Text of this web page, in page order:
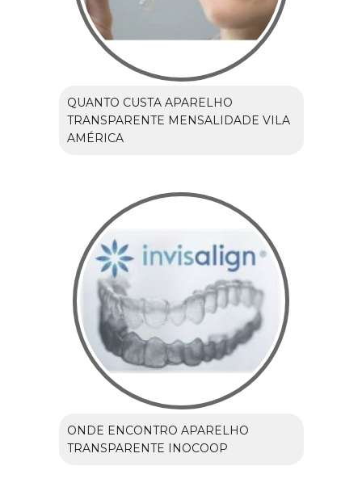
QUANTO CUSTA APARELHO
TRANSPARENTE MENSALIDADE VILA
AMÉRICA
ONDE ENCONTRO APARELHO
TRANSPARENTE INOCOOP